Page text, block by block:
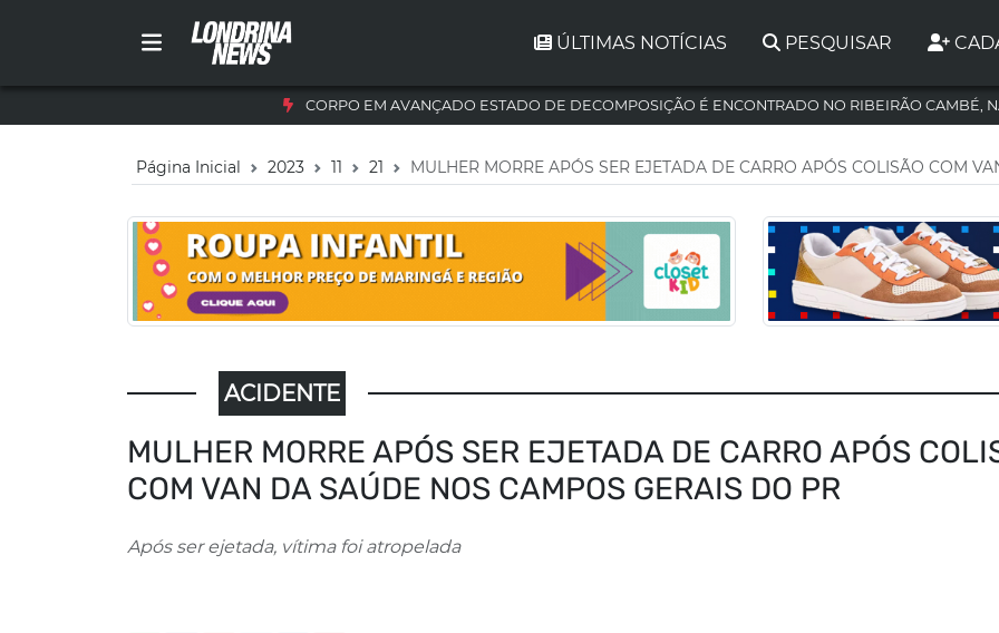
ÚLTIMAS NOTÍCIAS PESQUISAR
CORPO EM AVANÇADO ESTADO DE DECOMPOSIÇÃO É ENCONTRADO NO RIBEIRÃO CAMBÉ,
Página Inicial 2023 11 21 MULHER MORRE APÓS SER EJETADA DE CARRO APÓS COLISÃO COM
ACIDENTE
MULHER MORRE APÓS SER EJETADA DE CARRO APÓS
COM VAN DA SAÚDE NOS CAMPOS GERAIS DO PR
Após ser ejetada, vítima foi atropelada